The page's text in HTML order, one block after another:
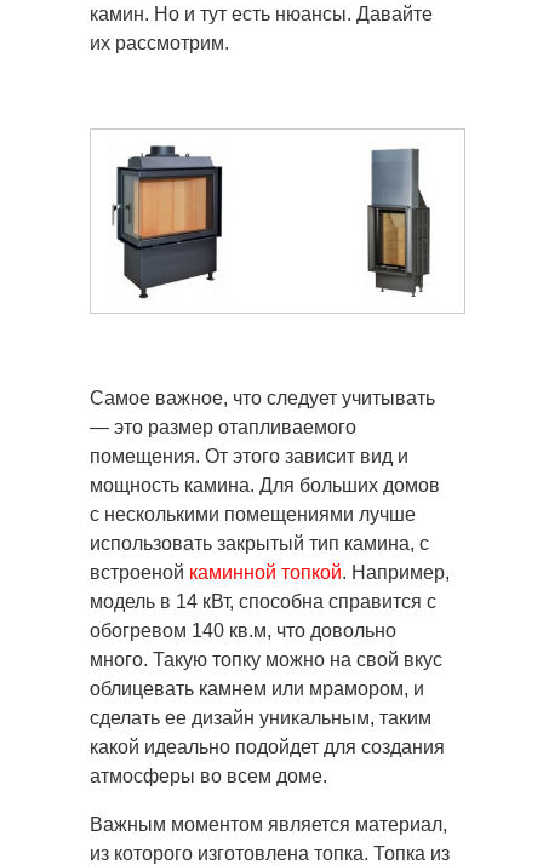
камин. Но и тут есть нюансы. Давайте
их рассмотрим.
Самое важное, что следует учитывать
— это размер отапливаемого
помещения. От этого зависит вид и
мощность камина. Для больших домов
с несколькими помещениями лучше
использовать закрытый тип камина, с
встроеной каминной топкой. Например,
модель в 14 кВт, способна справится с
обогревом 140 кв.м, что довольно
много. Такую топку можно на свой вкус
облицевать камнем или мрамором, и
сделать ее дизайн уникальным, таким
какой идеально подойдет для создания
атмосферы во всем доме.
Важным моментом является материал,
из которого изготовлена топка. Топка из